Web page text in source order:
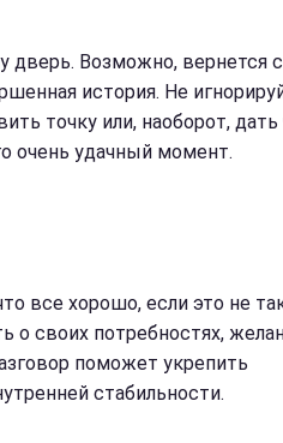
дверь. Возможно, вернется
история. Не
точку или, наоборот,
очень удачный момент.
все хорошо, если это не
о своих потребностях,
поможет укрепить
стабильности.